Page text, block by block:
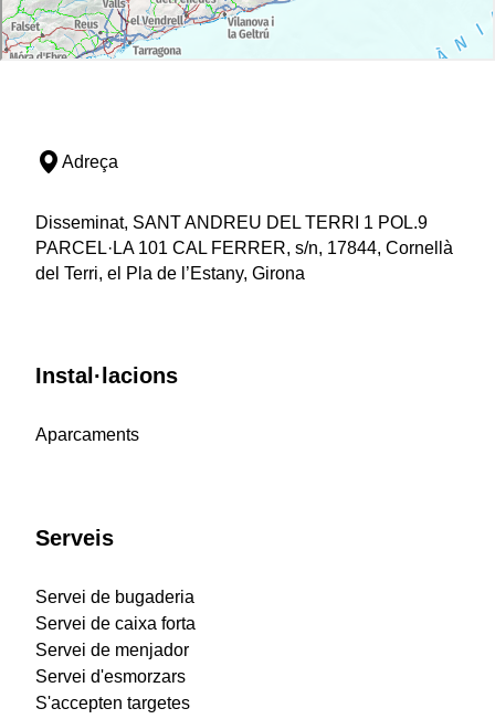
Adreça
Disseminat, SANT ANDREU DEL TERRI 1 POL.9
PARCEL·LA 101 CAL FERRER, s/n, 17844, Cornellà
del Terri, el Pla de l’Estany, Girona
Instal·lacions
Aparcaments
Serveis
Servei de bugaderia
Servei de caixa forta
Servei de menjador
Servei d'esmorzars
S'accepten targetes